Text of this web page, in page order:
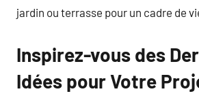
jardin ou terrasse pour un cadre de
Inspirez-vous des
Idées pour Votre